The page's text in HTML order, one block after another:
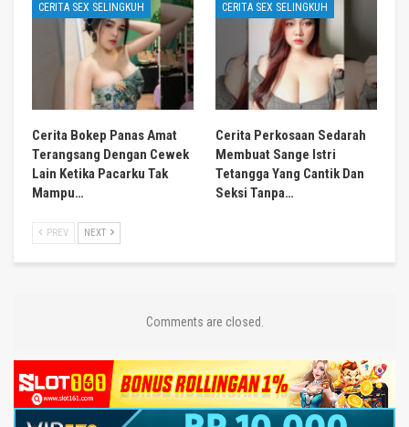
CERITA SEX SELINGKUH
Cerita Bokep Panas Amat
Terangsang Dengan Cewek
Lain Ketika Pacarku Tak
Mampu…
CERITA SEX SELINGKUH
Cerita Perkosaan Sedarah
Membuat Sange Istri
Tetangga Yang Cantik Dan
Seksi Tanpa…
PREV NEXT
Comments are closed.